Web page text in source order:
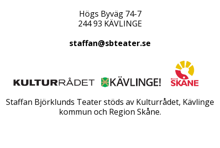
Högs Byväg 74-7
244 93 KÄVLINGE
staffan@sbteater.se
Staffan Björklunds Teater stöds av Kulturrådet, Kävlinge
kommun och Region Skåne.